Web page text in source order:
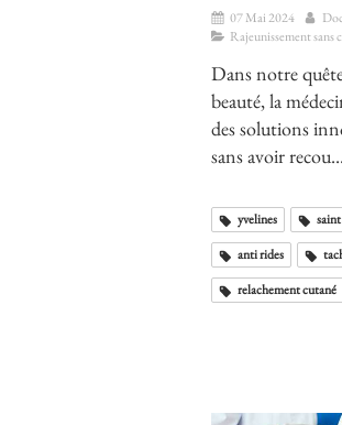
07 Mai 2024
Rajeunissement sans
Dans notre
beauté, la
des solutions
sans avoir recou...
yvelines
anti rides
relachement cutané